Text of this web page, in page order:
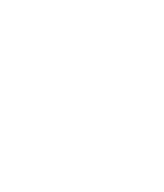
Tänzerin,
aus Berlin.
dass ich zwei
Fox auf Tour gehen